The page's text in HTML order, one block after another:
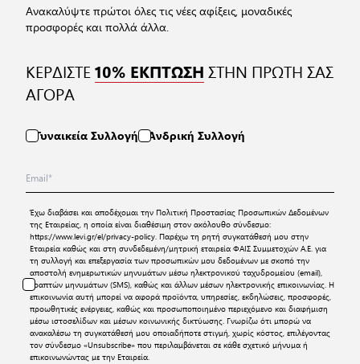
Ανακαλύψτε πρώτοι όλες τις νέες αφίξεις, μοναδικές
προσφορές και πολλά άλλα.
ΚΕΡΔΙΣΤΕ10% ΕΚΠΤΩΣΗ ΣΤΗΝ ΠΡΩΤΗ ΣΑΣ
ΑΓΟΡΑ
Γυναικεία Συλλογή Ανδρική Συλλογή
Έχω διαβάσει και αποδέχομαι την Πολιτική Προστασίας Προσωπικών Δεδομένων
της Εταιρείας, η οποία είναι διαθέσιμη στον ακόλουθο σύνδεσμο:
https://www.levi.gr/el/privacy-policy. Παρέχω τη ρητή συγκατάθεσή μου στην
Εταιρεία καθώς και στη συνδεδεμένη/μητρική εταιρεία ΦΑΙΣ Συμμετοχών Α.Ε. για
τη συλλογή και επεξεργασία των προσωπικών μου δεδομένων με σκοπό την
αποστολή ενημερωτικών μηνυμάτων μέσω ηλεκτρονικού ταχυδρομείου (email),
γραπτών μηνυμάτων (SMS), καθώς και άλλων μέσων ηλεκτρονικής επικοινωνίας. Η
επικοινωνία αυτή μπορεί να αφορά προϊόντα, υπηρεσίες, εκδηλώσεις, προσφορές,
προωθητικές ενέργειες, καθώς και προσωποποιημένο περιεχόμενο και διαφήμιση
μέσω ιστοσελίδων και μέσων κοινωνικής δικτύωσης. Γνωρίζω ότι μπορώ να
ανακαλέσω τη συγκατάθεσή μου οποιαδήποτε στιγμή, χωρίς κόστος, επιλέγοντας
τον σύνδεσμο «Unsubscribe» που περιλαμβάνεται σε κάθε σχετικό μήνυμα ή
επικοινωνώντας με την Εταιρεία.